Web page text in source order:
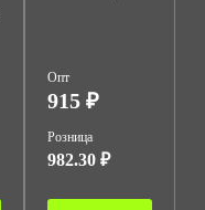
Опт
915 ₽
Розница
982.30 ₽